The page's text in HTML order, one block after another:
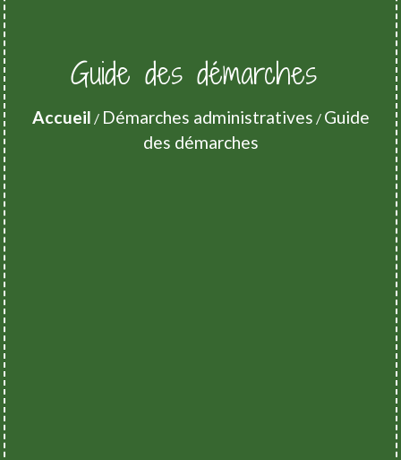
Guide des démarches
Accueil / Démarches administratives / Guide
des démarches